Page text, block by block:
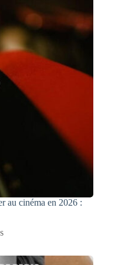
au cinéma en 2026 :